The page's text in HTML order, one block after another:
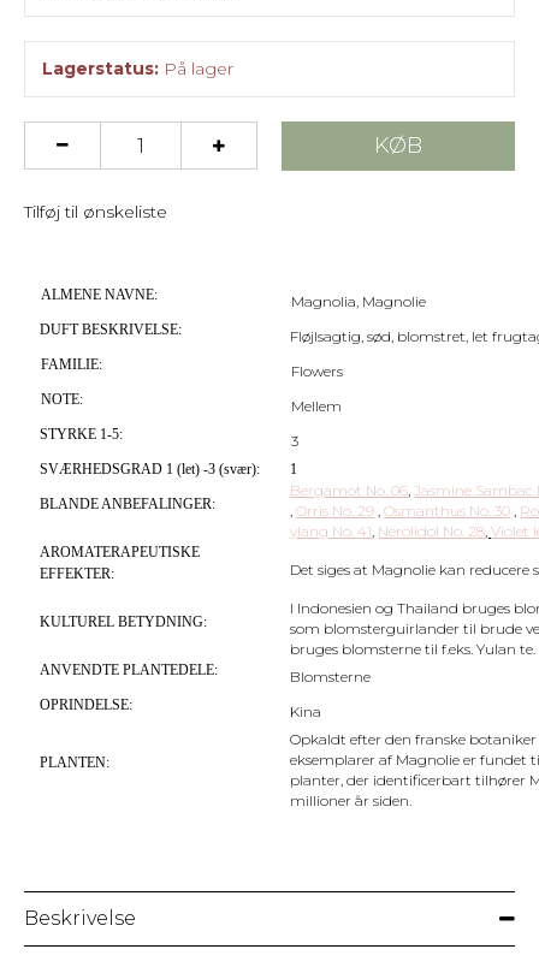
Lagerstatus: På lager
KØB
Tilføj til ønskeliste
ALMENE NAVNE: Magnolia, Magnolie
DUFT BESKRIVELSE: Fløjlsagtig, sød, blomstret, let
FAMILIE: Flowers
NOTE: Mellem
STYRKE 1-5: 3
SVÆRHEDSGRAD 1 (let) -3 (svær): 1
BLANDE ANBEFALINGER:
Bergamot No. 06 Jasmine Sambac
,Orris No. 29 ,Osmanthus No. 30
ylang No. 41 Nerolidol No. 28 ,Violet
AROMATERAPEUTISKE
EFFEKTER:
Det siges at Magnolie kan reducere
KULTUREL BETYDNING:
I Indonesien og Thailand bruges
som blomsterguirlander til brude
bruges blomsterne til f.eks. Yulan te.
ANVENDTE PLANTEDELE: Blomsterne
OPRINDELSE: Kina
PLANTEN:
Opkaldt efter den franske botaniker
eksemplarer af Magnolie er fundet
planter, der identificerbart tilhører
millioner år siden.
Beskrivelse